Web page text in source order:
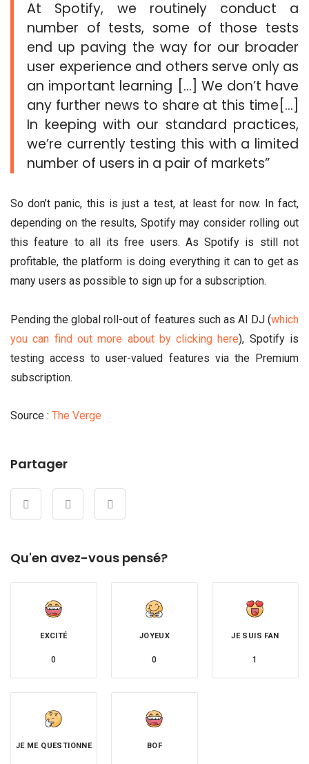
At Spotify, we routinely conduct a
number of tests, some of those tests
end up paving the way for our broader
user experience and others serve only as
an important learning […] We don’t have
any further news to share at this time[…]
In keeping with our standard practices,
we’re currently testing this with a limited
number of users in a pair of markets”
So don’t panic, this is just a test, at least for now. In fact,
depending on the results, Spotify may consider rolling out
this feature to all its free users. As Spotify is still not
profitable, the platform is doing everything it can to get as
many users as possible to sign up for a subscription.
Pending the global roll-out of features such as AI DJ (which
you can find out more about by clicking here), Spotify is
testing access to user-valued features via the Premium
subscription.
Source : The Verge
Partager
Qu'en avez-vous pensé?
EXCITÉ
0
JOYEUX
0
JE SUIS FAN
1
JE ME QUESTIONNE BOF